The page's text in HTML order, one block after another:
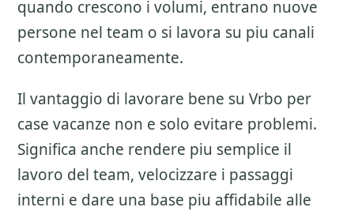
quando crescono i volumi, entrano nuove
persone nel team o si lavora su piu canali
contemporaneamente.
Il vantaggio di lavorare bene su Vrbo per
case vacanze non e solo evitare problemi.
Significa anche rendere piu semplice il
lavoro del team, velocizzare i passaggi
interni e dare una base piu affidabile alle